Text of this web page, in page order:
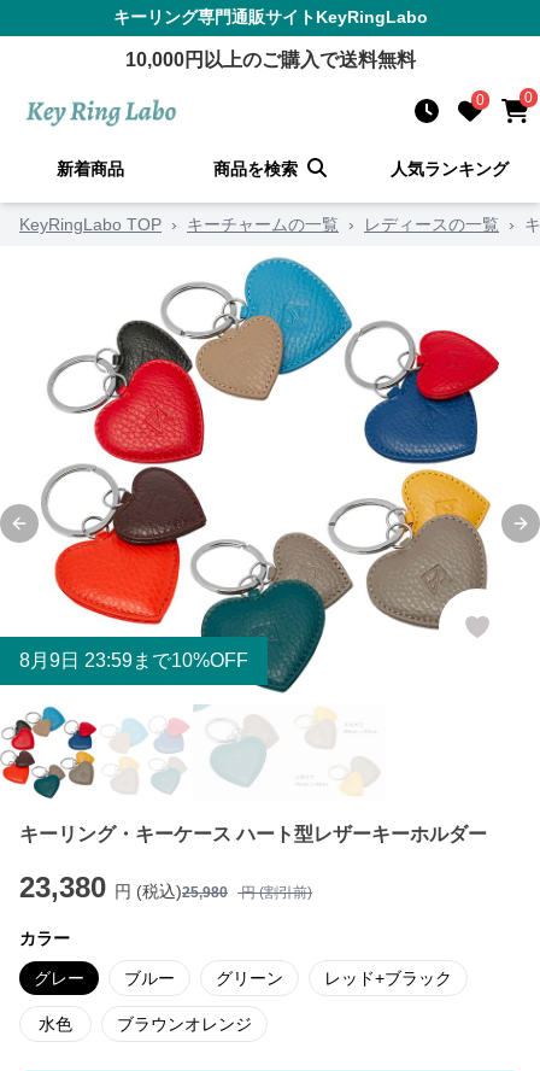
キーリング専門通販サイトKeyRingLabo
10,000円以上のご購入で送料無料
0 0
新着商品 商品を検索 人気ランキング
KeyRingLabo TOP › キーチャームの一覧 › レディースの一覧 ›
Previous slide
8月 9日 23:59まで10%OFF
キーリング・キーケース ハート型レザーキーホルダー
23,380 円 (税込)25,980 円 (割引前)
カラー
グレー ブルー グリーン レッド+ブラック
水色 ブラウンオレンジ